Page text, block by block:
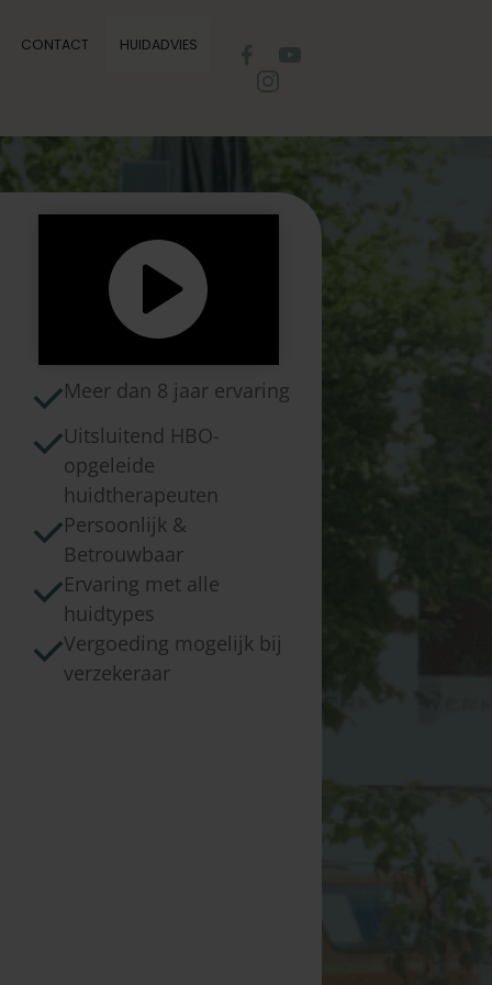
CONTACT HUIDADVIES
Meer dan 8 jaar ervaring
Uitsluitend HBO-
opgeleide
huidtherapeuten
Persoonlijk &
Betrouwbaar
Ervaring met alle
huidtypes
Vergoeding mogelijk bij
verzekeraar